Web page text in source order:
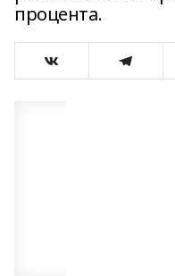
процента.